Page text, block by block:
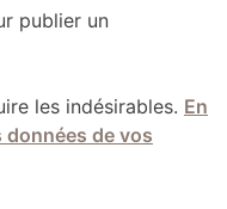
publier un
les indésirables. En
de vos